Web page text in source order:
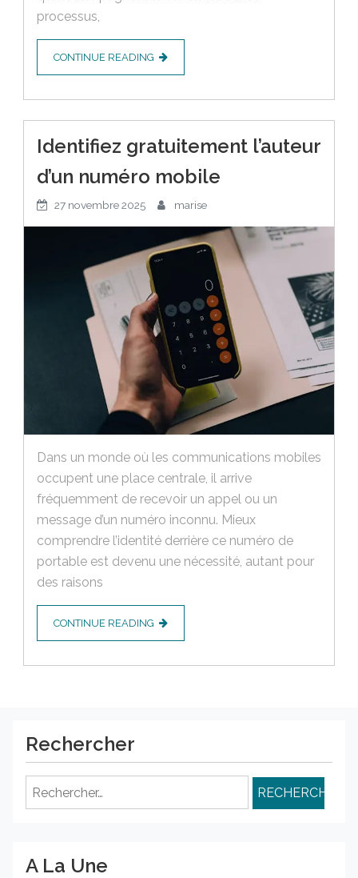
processus,
CONTINUE READING
Identifiez gratuitement l’auteur
d’un numéro mobile
27 novembre 2025 marise
Dans un monde où les communications mobiles
occupent une place centrale, il arrive
fréquemment de recevoir un appel ou un
message d’un numéro inconnu. Mieux
comprendre l’identité derrière ce numéro de
portable est devenu une nécessité, autant pour
des raisons
CONTINUE READING
Rechercher
Rechercher :
A La Une